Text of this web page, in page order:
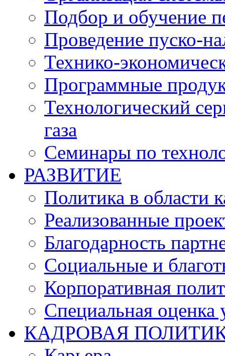
Подбор и обучение
Проведение пуско-
Технико-
Программные
Технологический
газа
Семинары по
РАЗВИТИЕ
Политика в области
Реализованные
Благодарность
Социальные и
Корпоративная
Специальная оценка
КАДРОВАЯ